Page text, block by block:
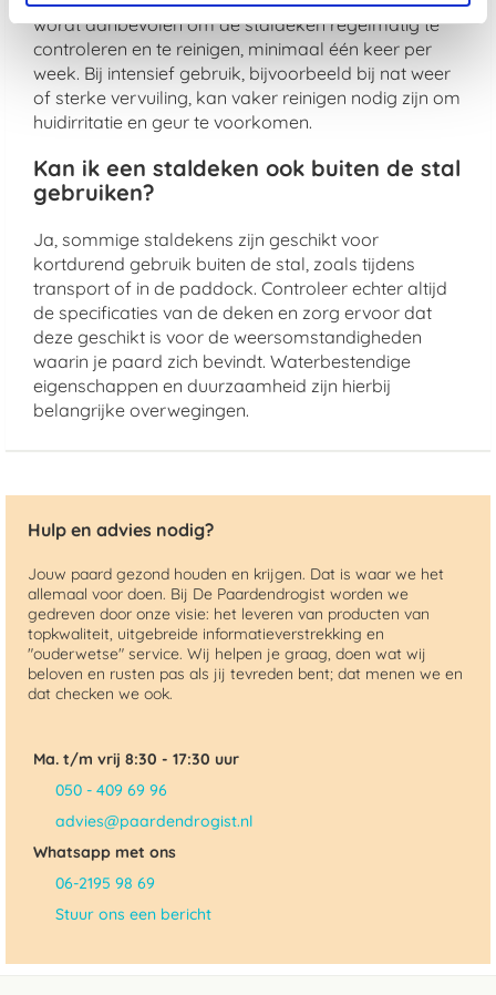
wordt aanbevolen om de staldeken regelmatig te
controleren en te reinigen, minimaal één keer per
week. Bij intensief gebruik, bijvoorbeeld bij nat weer
of sterke vervuiling, kan vaker reinigen nodig zijn om
huidirritatie en geur te voorkomen.
Kan ik een staldeken ook buiten de stal
gebruiken?
Ja, sommige staldekens zijn geschikt voor
kortdurend gebruik buiten de stal, zoals tijdens
transport of in de paddock. Controleer echter altijd
de specificaties van de deken en zorg ervoor dat
deze geschikt is voor de weersomstandigheden
waarin je paard zich bevindt. Waterbestendige
eigenschappen en duurzaamheid zijn hierbij
belangrijke overwegingen.
Hulp en advies nodig?
Jouw paard gezond houden en krijgen. Dat is waar we het
allemaal voor doen. Bij De Paardendrogist worden we
gedreven door onze visie: het leveren van producten van
topkwaliteit, uitgebreide informatieverstrekking en
"ouderwetse" service. Wij helpen je graag, doen wat wij
beloven en rusten pas als jij tevreden bent; dat menen we en
dat checken we ook.
Ma. t/m vrij 8:30 - 17:30 uur
050 - 409 69 96
advies@paardendrogist.nl
Whatsapp met ons
06-2195 98 69
Stuur ons een bericht